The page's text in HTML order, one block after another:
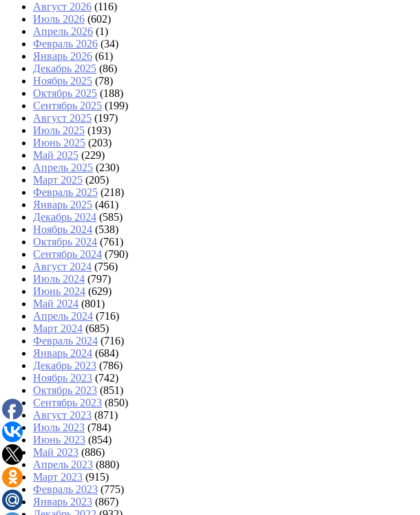
Август 2026 (116)
Июль 2026 (602)
Апрель 2026 (1)
Февраль 2026 (34)
Январь 2026 (61)
Декабрь 2025 (86)
Ноябрь 2025 (78)
Октябрь 2025 (188)
Сентябрь 2025 (199)
Август 2025 (197)
Июль 2025 (193)
Июнь 2025 (203)
Май 2025 (229)
Апрель 2025 (230)
Март 2025 (205)
Февраль 2025 (218)
Январь 2025 (461)
Декабрь 2024 (585)
Ноябрь 2024 (538)
Октябрь 2024 (761)
Сентябрь 2024 (790)
Август 2024 (756)
Июль 2024 (797)
Июнь 2024 (629)
Май 2024 (801)
Апрель 2024 (716)
Март 2024 (685)
Февраль 2024 (716)
Январь 2024 (684)
Декабрь 2023 (786)
Ноябрь 2023 (742)
Октябрь 2023 (851)
Сентябрь 2023 (850)
Август 2023 (871)
Июль 2023 (784)
Июнь 2023 (854)
Май 2023 (886)
Апрель 2023 (880)
Март 2023 (915)
Февраль 2023 (775)
Январь 2023 (867)